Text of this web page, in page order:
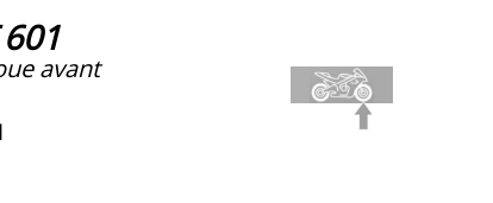
avant